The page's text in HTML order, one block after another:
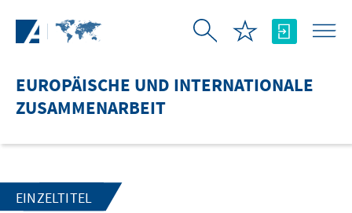
EUROPÄISCHE UND INTERNATIONALE
ZUSAMMENARBEIT
EINZELTITEL